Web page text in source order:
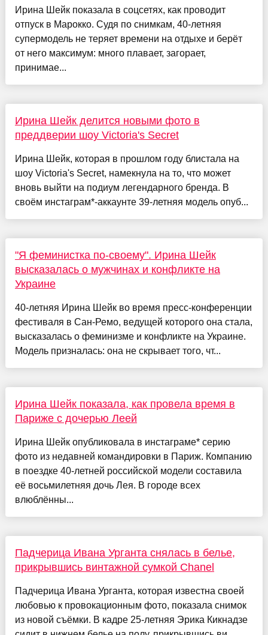
Ирина Шейк показала в соцсетях, как проводит
отпуск в Марокко. Судя по снимкам, 40-летняя
супермодель не теряет времени на отдыхе и берёт
от него максимум: много плавает, загорает,
принимае...
Ирина Шейк делится новыми фото в
преддверии шоу Victoria's Secret
Ирина Шейк, которая в прошлом году блистала на
шоу Victoria's Secret, намекнула на то, что может
вновь выйти на подиум легендарного бренда. В
своём инстаграм*-аккаунте 39-летняя модель опуб...
"Я феминистка по-своему". Ирина Шейк
высказалась о мужчинах и конфликте на
Украине
40-летняя Ирина Шейк во время пресс-конференции
фестиваля в Сан-Ремо, ведущей которого она стала,
высказалась о феминизме и конфликте на Украине.
Модель призналась: она не скрывает того, чт...
Ирина Шейк показала, как провела время в
Париже с дочерью Леей
Ирина Шейк опубликовала в инстаграме* серию
фото из недавней командировки в Париж. Компанию
в поездке 40-летней российской модели составила
её восьмилетняя дочь Лея. В городе всех
влюблённы...
Падчерица Ивана Урганта снялась в белье,
прикрывшись винтажной сумкой Chanel
Падчерица Ивана Урганта, которая известна своей
любовью к провокационным фото, показала снимок
из новой съёмки. В кадре 25-летняя Эрика Кикнадзе